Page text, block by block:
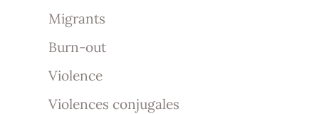
Migrants
Burn-out
Violence
Violences conjugales